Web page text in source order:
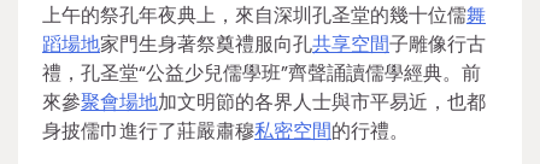
上午的祭孔年夜典上，來自深圳孔圣堂的幾十位儒舞
蹈場地家門生身著祭奠禮服向孔共享空間子雕像行古
禮，孔圣堂“公益少兒儒學班”齊聲誦讀儒學經典。前
來參聚會場地加文明節的各界人士與市平易近，也都
身披儒巾進行了莊嚴肅穆私密空間的行禮。